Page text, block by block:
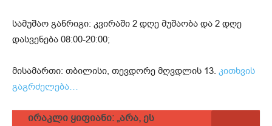
სამუშაო განრიგი: კვირაში 2 დღე მუშაობა და 2 დღე
დასვენება 08:00-20:00;
მისამართი: თბილისი, თევდორე მღვდლის 13. კითხვის
გაგრძელება…
ირაკლი ყიფიანი: „არა, ეს